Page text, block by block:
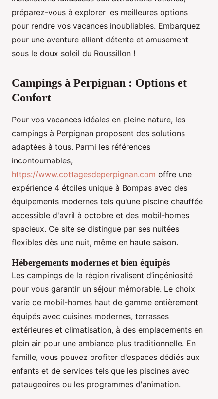
préparez-vous à explorer les meilleures options
pour rendre vos vacances inoubliables. Embarquez
pour une aventure alliant détente et amusement
sous le doux soleil du Roussillon !
Campings à Perpignan : Options et
Confort
Pour vos vacances idéales en pleine nature, les
campings à Perpignan proposent des solutions
adaptées à tous. Parmi les références
incontournables,
https://www.cottagesdeperpignan.com offre une
expérience 4 étoiles unique à Bompas avec des
équipements modernes tels qu'une piscine chauffée
accessible d'avril à octobre et des mobil-homes
spacieux. Ce site se distingue par ses nuitées
flexibles dès une nuit, même en haute saison.
Hébergements modernes et bien équipés
Les campings de la région rivalisent d’ingéniosité
pour vous garantir un séjour mémorable. Le choix
varie de mobil-homes haut de gamme entièrement
équipés avec cuisines modernes, terrasses
extérieures et climatisation, à des emplacements en
plein air pour une ambiance plus traditionnelle. En
famille, vous pouvez profiter d'espaces dédiés aux
enfants et de services tels que les piscines avec
pataugeoires ou les programmes d'animation.